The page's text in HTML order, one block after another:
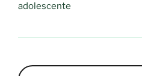
adolescente